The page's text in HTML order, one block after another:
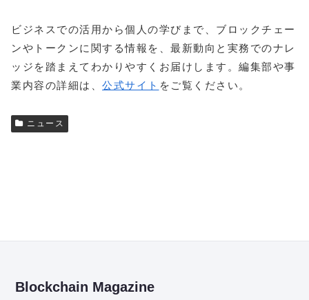
ビジネスでの活用から個人の学びまで、ブロックチェー
ンやトークンに関する情報を、最新動向と実務でのナレ
ッジを踏まえてわかりやすくお届けします。編集部や事
業内容の詳細は、 公式サイト をご覧ください。
ニュース
Blockchain Magazine